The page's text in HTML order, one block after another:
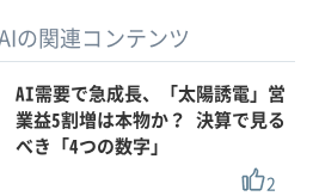
の関連コンテンツ
AI需要で急成長、「太陽誘電」営
業益5割増は本物か？ 決算で見る
べき「4つの数字」
2